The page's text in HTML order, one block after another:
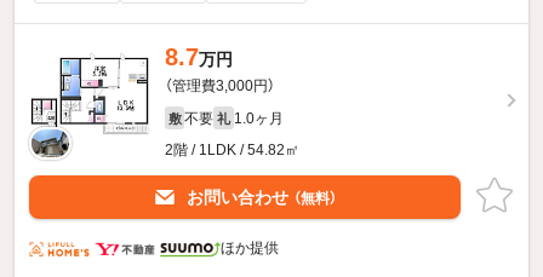
8.7万円
（管理費3,000円）
敷 不要 礼 1.0ヶ月
2階 / 1LDK / 54.82㎡
お問い合わせ （無料）
ほか提供